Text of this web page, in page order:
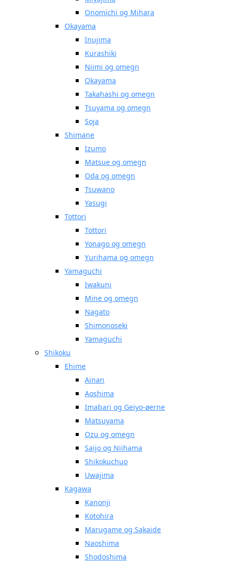
Onomichi og Mihara
Okayama
Inujima
Kurashiki
Niimi og omegn
Okayama
Takahashi og omegn
Tsuyama og omegn
Soja
Shimane
Izumo
Matsue og omegn
Oda og omegn
Tsuwano
Yasugi
Tottori
Tottori
Yonago og omegn
Yurihama og omegn
Yamaguchi
Iwakuni
Mine og omegn
Nagato
Shimonoseki
Yamaguchi
Shikoku
Ehime
Ainan
Aoshima
Imabari og Geiyo-øerne
Matsuyama
Ozu og omegn
Saijo og Niihama
Shikokuchuo
Uwajima
Kagawa
Kanonji
Kotohira
Marugame og Sakaide
Naoshima
Shodoshima